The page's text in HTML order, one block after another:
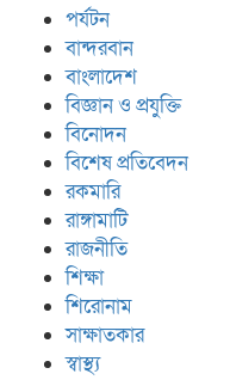
পর্যটন
বান্দরবান
বাংলাদেশ
বিজ্ঞান ও প্রযুক্তি
বিনোদন
বিশেষ প্রতিবেদন
রকমারি
রাঙ্গামাটি
রাজনীতি
শিক্ষা
শিরোনাম
সাক্ষাতকার
স্বাস্থ্য